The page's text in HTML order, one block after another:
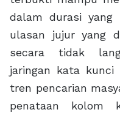
dalam durasi yang
ulasan jujur yang
secara tidak
jaringan kata kunci
tren pencarian
penataan kolom